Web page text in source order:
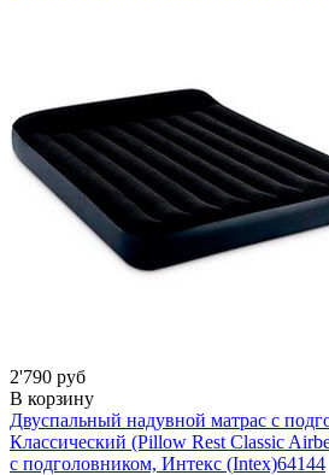
2'790 руб
В корзину
Двуспальный надувной матрас с
Классический (Pillow Rest Classic
с подголовником, Интекс (Intex)64144